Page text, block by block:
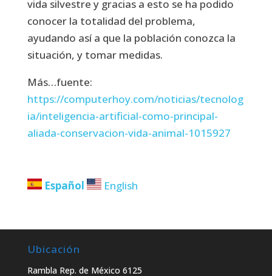
vida silvestre y gracias a esto se ha podido
conocer la totalidad del problema,
ayudando así a que la población conozca la
situación, y tomar medidas.
Más…fuente:
https://computerhoy.com/noticias/tecnolog
ia/inteligencia-artificial-como-principal-
aliada-conservacion-vida-animal-1015927
Español English
Ubicación
Rambla Rep. de México 6125